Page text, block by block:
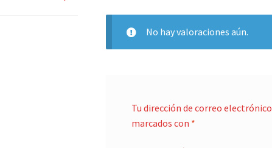
No hay valoraciones aún.
Tu dirección de correo
marcados con *